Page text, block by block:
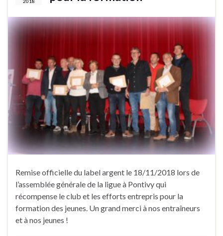
Remise officielle du label argent le 18/11/2018 lors de
l’assemblée générale de la ligue à Pontivy qui
récompense le club et les efforts entrepris pour la
formation des jeunes. Un grand merci à nos entraîneurs
et à nos jeunes !